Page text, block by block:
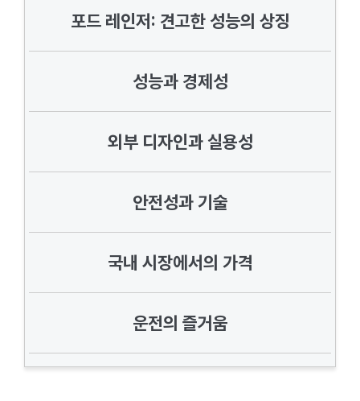
포드 레인저: 견고한 성능의 상징
성능과 경제성
외부 디자인과 실용성
안전성과 기술
국내 시장에서의 가격
운전의 즐거움